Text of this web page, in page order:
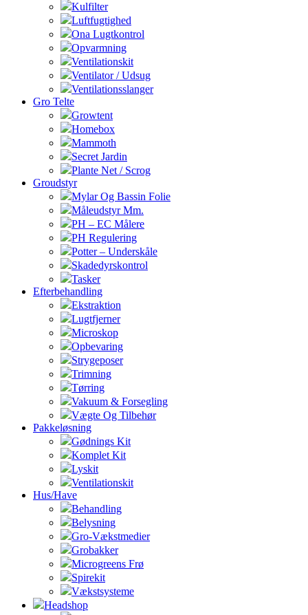
Kulfilter
Luftfugtighed
Ona Lugtkontrol
Opvarmning
Ventilationskit
Ventilator / Udsug
Ventilationsslanger
Gro Telte
Growtent
Homebox
Mammoth
Secret Jardin
Plante Net / Scrog
Groudstyr
Mylar Og Bassin Folie
Måleudstyr Mm.
PH – EC Målere
PH Regulering
Potter – Underskåle
Skadedyrskontrol
Tasker
Efterbehandling
Ekstraktion
Lugtfjerner
Microskop
Opbevaring
Strygeposer
Trimning
Tørring
Vakuum & Forsegling
Vægte Og Tilbehør
Pakkeløsning
Gødnings Kit
Komplet Kit
Lyskit
Ventilationskit
Hus/Have
Behandling
Belysning
Gro-Vækstmedier
Grobakker
Microgreens Frø
Spirekit
Vækstsysteme
Headshop